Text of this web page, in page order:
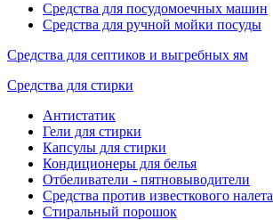
Средства для посудомоечных машин
Средства для ручной мойки посуды
Средства для септиков и выгребных ям
Средства для стирки
Антистатик
Гели для стирки
Капсулы для стирки
Кондиционеры для белья
Отбеливатели - пятновыводители
Средства против известкового налета
Стиральный порошок